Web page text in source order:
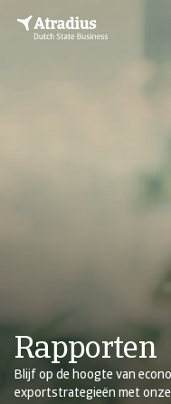
Rapporten
Blijf op de hoogte van
exportstrategieën met onze